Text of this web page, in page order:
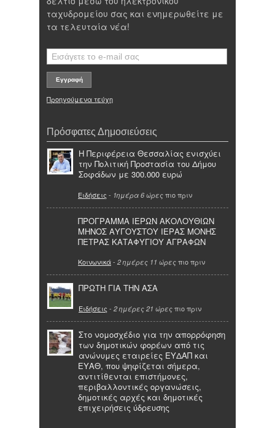
ταχυδρομείου σας και ενημερωθείτε με
τα τελευταία νέα!
Προηγούμενα τεύχη
Πρόσφατες Δημοσιεύσεις
Η Περιφέρεια Θεσσαλίας ενισχύει
την Πολιτική Προστασία του Δήμου
Σοφάδων με 300.000 ευρώ
Ειδήσεις - 1ημέρα 6 ώρες πιο πριν
ΠΡΟΓΡΑΜΜΑ ΙΕΡΩΝ ΑΚΟΛΟΥΘΙΩΝ
ΜΗΝΟΣ ΑΥΓΟΥΣΤΟΥ ΙΕΡΑΣ ΜΟΝΗΣ
ΠΕΤΡΑΣ ΚΑΤΑΦΥΓΙΟΥ ΑΓΡΑΦΩΝ
Κοινωνικά- 2 ημέρες 11 ώρες πιο πριν
ΠΡΩΤΗ ΓΙΑ ΤΗΝ ΑΣΑ
Ειδήσεις - 2 ημέρες 21 ώρες πιο πριν
Στο νομοσχέδιο για την απορρόφηση
των δημοτικών φορέων από τις
ανώνυμες εταιρείες ΕΥΔΑΠ και
ΕΥΑΘ, που ψηφίζεται σήμερα,
αντιτίθενται επιστήμονες,
περιβαλλοντικές οργανώσεις,
δημοτικές αρχές και δημοτικές
επιχειρήσεις ύδρευσης